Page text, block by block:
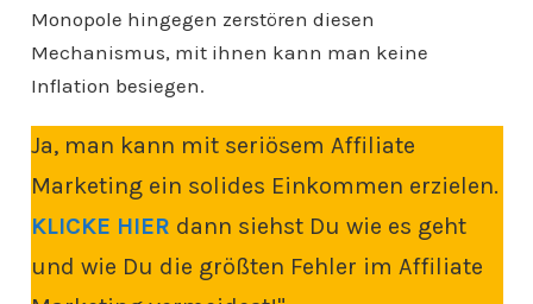
Monopole hingegen zerstören diesen
Mechanismus, mit ihnen kann man keine
Inflation besiegen.
Ja, man kann mit seriösem Affiliate
Marketing ein solides Einkommen erzielen.
KLICKE HIER dann siehst Du wie es geht
und wie Du die größten Fehler im Affiliate